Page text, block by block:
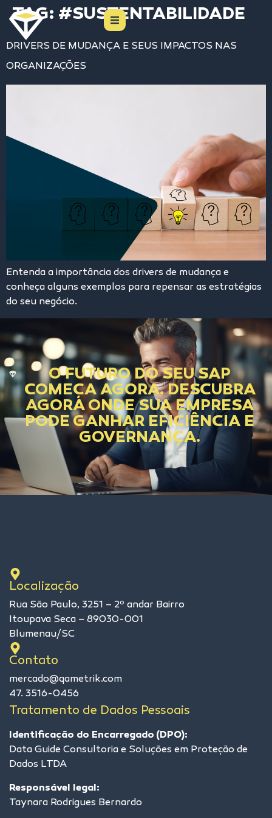
TAG: #SUSTENTABILIDADE
DRIVERS DE MUDANÇA E SEUS IMPACTOS NAS
ORGANIZAÇÕES
Entenda a importância dos drivers de mudança e
conheça alguns exemplos para repensar as estratégias
do seu negócio.
O FUTURO DO SEU SAP
COMEÇA AGORA. DESCUBRA
AGORA ONDE SUA EMPRESA
PODE GANHAR EFICIÊNCIA E
GOVERNANÇA.
Localização
Rua São Paulo, 3251 – 2º andar Bairro
Itoupava Seca – 89030-001
Blumenau/SC
Contato
mercado@qametrik.com
47. 3516-0456
Tratamento de Dados Pessoais
Identificação do Encarregado (DPO):
Data Guide Consultoria e Soluções em Proteção de
Dados LTDA
Responsável legal:
Taynara Rodrigues Bernardo